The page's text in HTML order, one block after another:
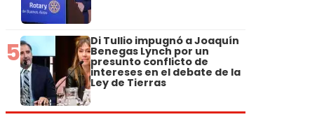
5 Di Tullio impugnó a Joaquín
Benegas Lynch por un
presunto conflicto de
intereses en el debate de la
Ley de Tierras